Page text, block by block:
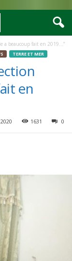
a beaucoup fait en 2019…”
TERRE ET MER
en
1631 0